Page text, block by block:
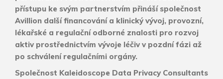
přístupu ke svým partnerstvím přináší společnost
Avillion další financování a klinický vývoj, provozní,
lékařské a regulační odborné znalosti pro rozvoj
aktiv prostřednictvím vývoje léčiv v pozdní fázi až
po schválení regulačními orgány.
Společnost Kaleidoscope Data Privacy Consultants